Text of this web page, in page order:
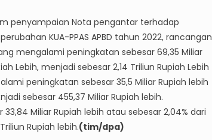
penyampaian Nota pengantar terhadap
KUA-PPAS APBD tahun 2022, rancangan
mengalami peningkatan sebesar 69,35 Miliar
Lebih, menjadi sebesar 2,14 Triliun Rupiah Lebih
peningkatan sebesar 35,5 Miliar Rupiah lebih
sebesar 455,37 Miliar Rupiah lebih.
Miliar Rupiah lebih atau sebesar 2,04% dari
Rupiah lebih.(tim/dpa)